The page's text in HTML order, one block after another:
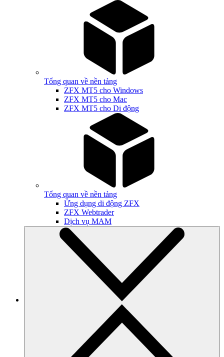
Tổng quan về nền tảng
ZFX MT5 cho Windows
ZFX MT5 cho Mac
ZFX MT5 cho Di động
Tổng quan về nền tảng
Ứng dụng di động ZFX
ZFX Webtrader
Dịch vụ MAM